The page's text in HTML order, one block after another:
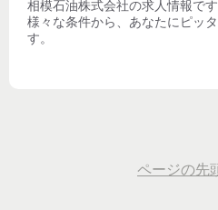
相模石油株式会社の求人情報で
様々な条件から、あなたにピッ
す。
ページの先